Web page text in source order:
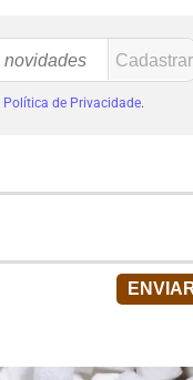
Política de Privacidade.